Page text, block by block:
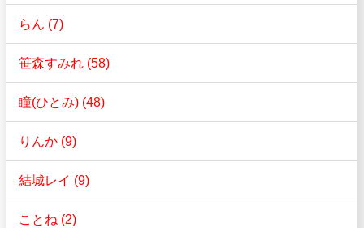
らん (7)
笹森すみれ (58)
瞳(ひとみ) (48)
りんか (9)
結城レイ (9)
ことね (2)